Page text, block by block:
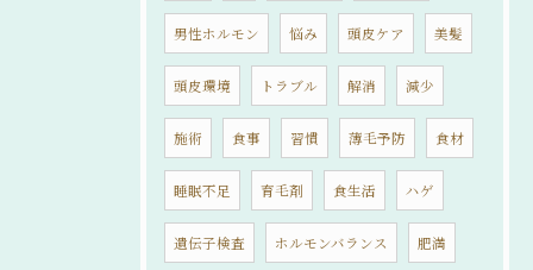
男性ホルモン 悩み 頭皮ケア 美髪
頭皮環境 トラブル 解消 減少
施術 食事 習慣 薄毛予防 食材
睡眠不足 育毛剤 食生活 ハゲ
遺伝子検査 ホルモンバランス 肥満